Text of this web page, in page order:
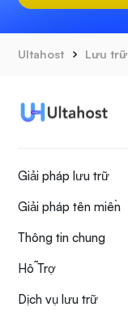
Ultahost Lưu trữ
Giải pháp lưu trữ
Giải pháp tên miền
Thông tin chung
Hỗ Trợ
Dịch vụ lưu trữ